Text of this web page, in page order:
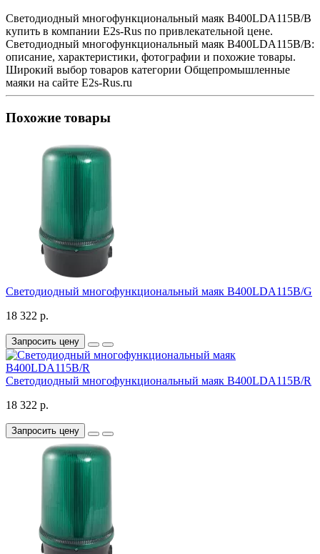
Светодиодный многофункциональный маяк B400LDA115B/B
купить в компании E2s-Rus по привлекательной цене.
Светодиодный многофункциональный маяк B400LDA115B/B:
описание, характеристики, фотографии и похожие товары.
Широкий выбор товаров категории Общепромышленные
маяки на сайте E2s-Rus.ru
Похожие товары
Светодиодный многофункциональный маяк B400LDA115B/G
18 322 р.
Запросить цену
Светодиодный многофункциональный маяк B400LDA115B/R
18 322 р.
Запросить цену